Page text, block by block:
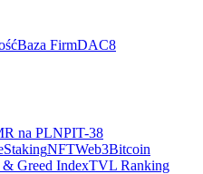
Baza FirmDAC8
na PLNPIT-38
StakingNFTWeb3Bitcoin
& Greed IndexTVL Ranking